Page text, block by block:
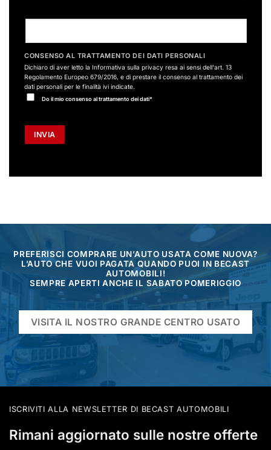
CONSENSO AL TRATTAMENTO DEI DATI PERSONALI
Dichiaro di aver letto la Informativa sulla privacy resa ai sensi dell'art. 13
Regolamento Europeo 679/2016, e di prestare il consenso al trattamento dei
dati personali per le finalità ivi indicate.
Do il mio consenso al trattamento dei dati*
PREFERISCI COMPRARE UN’AUTO USATA COME NUOVA?
L’AUTO CHE VUOI PAGATA QUANDO PUOI IN BECAST
AUTOMOBILI!
SEMPRE APERTI ANCHE IL SABATO POMERIGGIO
VISITA IL NOSTRO GRANDE CENTRO USATO
ISCRIVITI ALLA NEWSLETTER DI BECAST AUTOMOBILI
Rimani aggiornato sulle nostre offerte